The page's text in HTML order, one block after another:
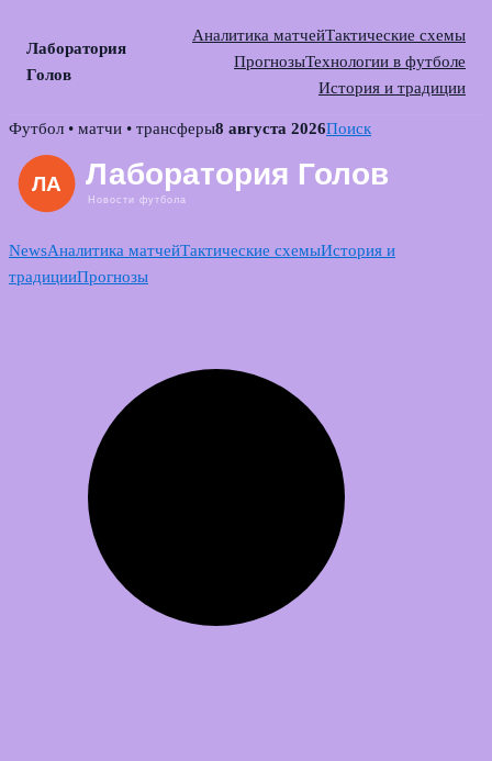
Лаборатория
Голов
Аналитика матчейТактические схемы
ПрогнозыТехнологии в футболе
История и традиции
Skip
content
Футбол • матчи • трансферы8 августа 2026Поиск
NewsАналитика матчейТактические схемыИстория и
традицииПрогнозы